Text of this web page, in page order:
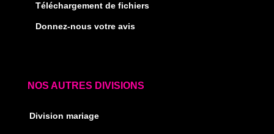
Téléchargement de fichiers
Donnez-nous votre avis
NOS AUTRES DIVISIONS
Division mariage